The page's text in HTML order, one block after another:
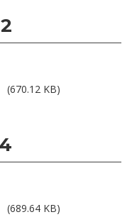
(670.12 KB)
(689.64 KB)